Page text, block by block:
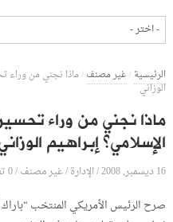
الرئيسية/غير مصنف/ماذا نجني من وراء
الوزاني
ماذا نجني من وراء
الإسلامي؟ إبراهيم
16 ديسمبر, 2008 /الإدارة/غير مصنف/0 تعليقات
صرح الرئيس الأمريكي المنتخب “باراك